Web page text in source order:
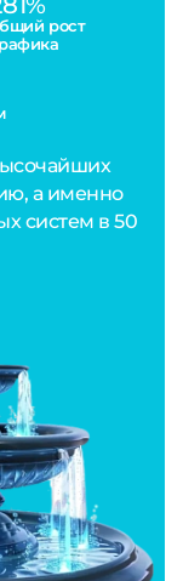
рост
а именно
систем в 50